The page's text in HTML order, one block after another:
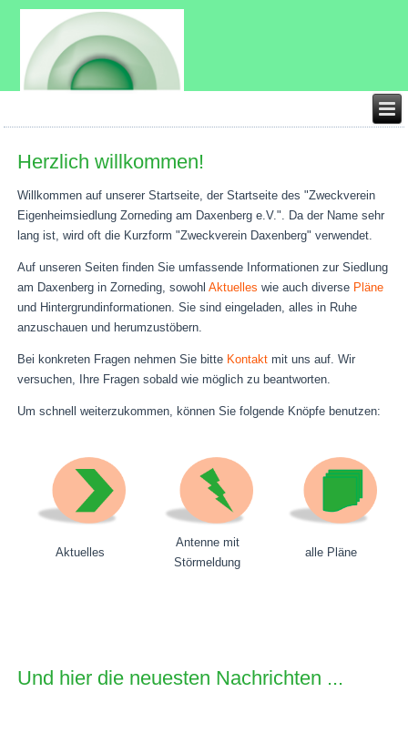
Herzlich willkommen!
Willkommen auf unserer Startseite, der Startseite des "Zweckverein
Eigenheimsiedlung Zorneding am Daxenberg e.V.". Da der Name sehr
lang ist, wird oft die Kurzform "Zweckverein Daxenberg" verwendet.
Auf unseren Seiten finden Sie umfassende Informationen zur Siedlung
am Daxenberg in Zorneding, sowohlAktuelles wie auch diverse Pläne
und Hintergrundinformationen. Sie sind eingeladen, alles in Ruhe
anzuschauen und herumzustöbern.
Bei konkreten Fragen nehmen Sie bitte Kontaktmit uns auf. Wir
versuchen, Ihre Fragen sobald wie möglich zu beantworten.
Um schnell weiterzukommen, können Sie folgende Knöpfe benutzen:
Aktuelles
Antenne mit
Störmeldung
alle Pläne
Und hier die neuesten Nachrichten ...